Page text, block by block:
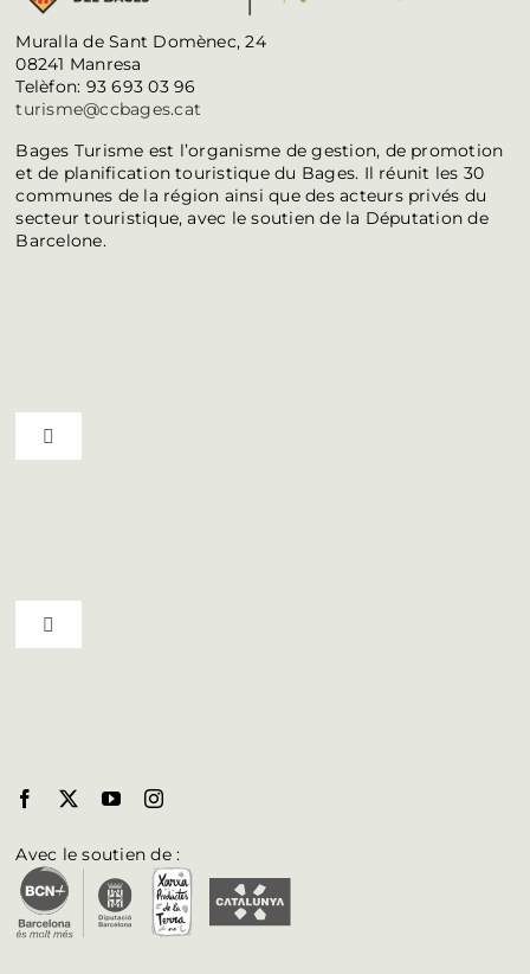
Muralla de Sant Domènec, 24
08241 Manresa
Telèfon: 93 693 03 96
turisme@ccbages.cat
Bages Turisme est l’organisme de gestion, de promotion
et de planification touristique du Bages. Il réunit les 30
communes de la région ainsi que des acteurs privés du
secteur touristique, avec le soutien de la Députation de
Barcelone.
Toggle Navigation
Agenda
Accès aux professionnels
Toggle Navigation
Brochures
Accessibilité
Avec le soutien de :